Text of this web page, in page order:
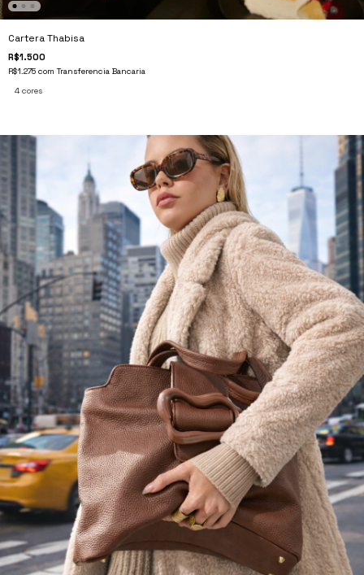
Cartera Thabisa
R$1.500
R$1.275 com Transferencia Bancaria
4 cores